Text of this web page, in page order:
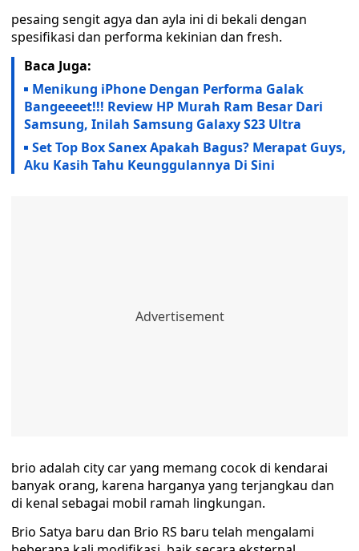
pesaing sengit agya dan ayla ini di bekali dengan
spesifikasi dan performa kekinian dan fresh.
Baca Juga:
Menikung iPhone Dengan Performa Galak
Bangeeeet!!! Review HP Murah Ram Besar Dari
Samsung, Inilah Samsung Galaxy S23 Ultra
Set Top Box Sanex Apakah Bagus? Merapat Guys,
Aku Kasih Tahu Keunggulannya Di Sini
brio adalah city car yang memang cocok di kendarai
banyak orang, karena harganya yang terjangkau dan
di kenal sebagai mobil ramah lingkungan.
Brio Satya baru dan Brio RS baru telah mengalami